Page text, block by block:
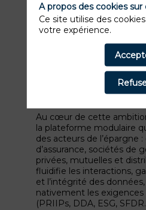
Active Asset Allocation est
spécialisée en ingénierie
pour l’excellence de ses
d’investissement. Sa
chaque institution comme
investisseur les moyens
durablement leurs
une technologie de
Au cœur de cette
la plateforme modulaire
des acteurs de l’épargne
d’assurance, sociétés de
privées, mutuelles et
fluidifie les interactions,
et l’intégrité des
nativement les
(PRIIPs, DDA, ESG,
A propos des cookies sur
Ce site utilise des
votre expérience.